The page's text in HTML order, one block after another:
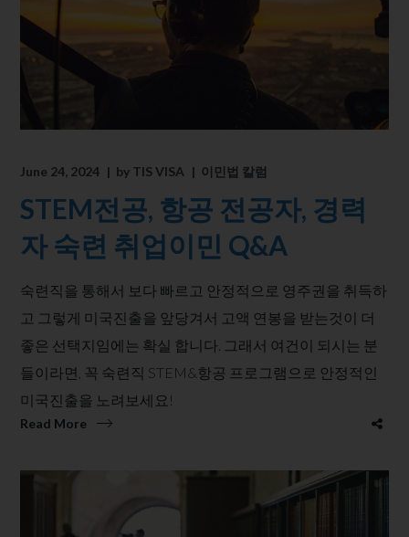
June 24, 2024 by TIS VISA 이민법 칼럼
STEM전공, 항공 전공자, 경력
자 숙련 취업이민 Q&A
숙련직을 통해서 보다 빠르고 안정적으로 영주권을 취득하
고 그렇게 미국진출을 앞당겨서 고액 연봉을 받는것이 더
좋은 선택지임에는 확실 합니다. 그래서 여건이 되시는 분
들이라면, 꼭 숙련직 STEM&항공 프로그램으로 안정적인
미국진출을 노려보세요!
Read More